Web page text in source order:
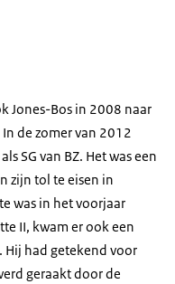
Jones-Bos in 2008 naar
de zomer van 2012
SG van BZ. Het was een
zijn tol te eisen in
was in het voorjaar
II, kwam er ook een
Hij had getekend voor
geraakt door de